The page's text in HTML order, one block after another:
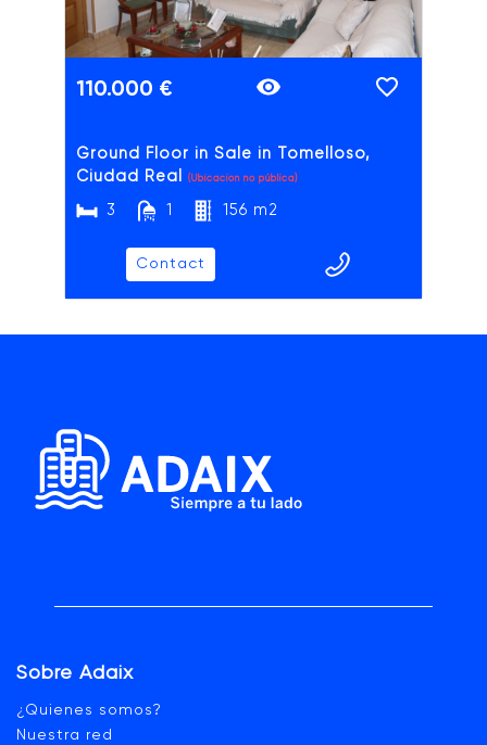
110.000 €
Ground Floor in Sale in Tomelloso,
Ciudad Real
(Ubicación no pública)
3 156 m2
Contact
Sobre Adaix
¿Quienes somos?
Nuestra red